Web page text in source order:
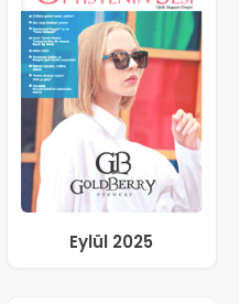
Eylül 2025